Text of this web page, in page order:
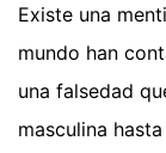
Existe una
mundo han
una falsedad
masculina